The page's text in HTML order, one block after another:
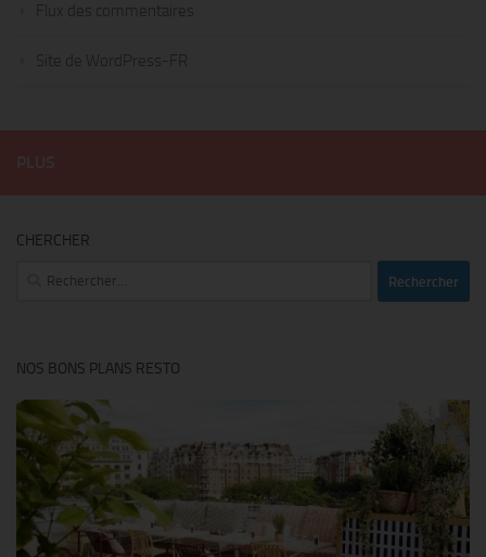
Flux des commentaires
Site de WordPress-FR
CHERCHER
Rechercher :
NOS BONS PLANS RESTO